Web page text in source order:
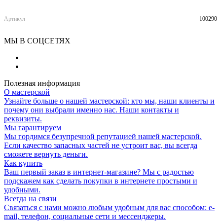
Артикул 100290
МЫ В СОЦСЕТЯХ
Полезная информация
О мастерской
Узнайте больше о нашей мастерской: кто мы, наши клиенты и
почему они выбрали именно нас. Наши контакты и
реквизиты.
Мы гарантируем
Мы гордимся безупречной репутацией нашей мастерской.
Если качество запасных частей не устроит вас, вы всегда
сможете вернуть деньги.
Как купить
Ваш первый заказ в интернет-магазине? Мы с радостью
подскажем как сделать покупки в интернете простыми и
удобными.
Всегда на связи
Связаться с нами можно любым удобным для вас способом: e-
mail, телефон, социальные сети и мессенджеры.